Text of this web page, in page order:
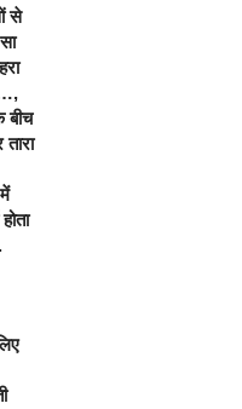
से
बीच